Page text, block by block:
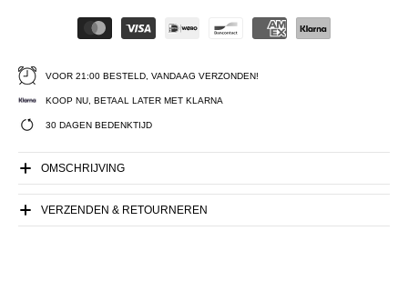
VOOR 21:00 BESTELD, VANDAAG VERZONDEN!
KOOP NU, BETAAL LATER MET KLARNA
30 DAGEN BEDENKTIJD
OMSCHRIJVING
VERZENDEN & RETOURNEREN